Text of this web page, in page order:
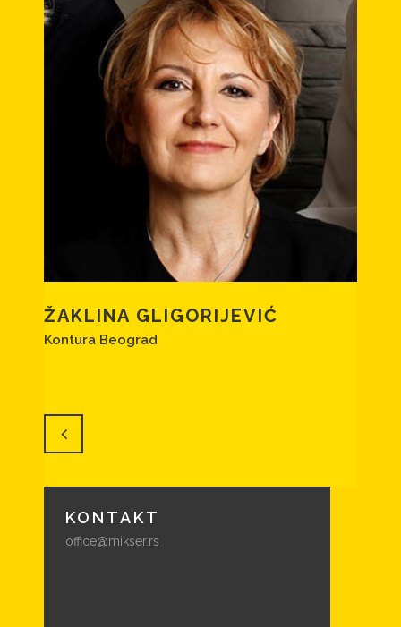
ŽAKLINA GLIGORIJEVIĆ
Kontura Beograd
KONTAKT
office@mikser.rs